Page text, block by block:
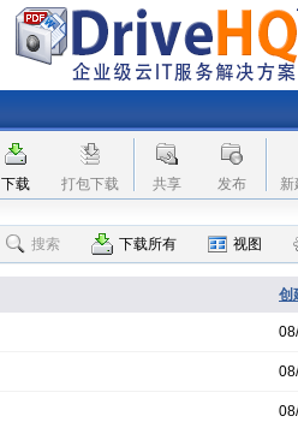
下载 打包下载 共享 发布 新
搜索 下载所有 视图
创